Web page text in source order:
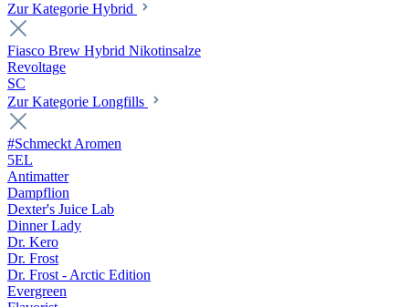
Zur Kategorie Hybrid
Fiasco Brew Hybrid Nikotinsalze
Revoltage
SC
Zur Kategorie Longfills
#Schmeckt Aromen
5EL
Antimatter
Dampflion
Dexter's Juice Lab
Dinner Lady
Dr. Kero
Dr. Frost
Dr. Frost - Arctic Edition
Evergreen